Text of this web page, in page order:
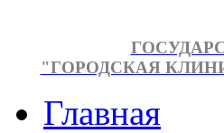
"ГОРОДСКАЯ
Главная